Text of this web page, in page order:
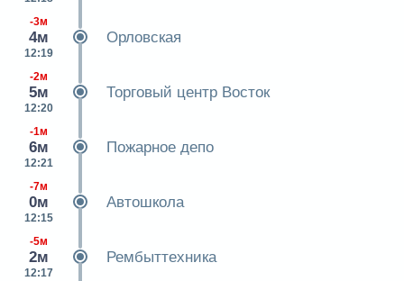
-3м
4м
12:19
Орловская
-2м
5м
12:20
Торговый центр Восток
-1м
6м
12:21
Пожарное депо
-7м
0м
12:15
Автошкола
-5м
2м
12:17
Рембыттехника